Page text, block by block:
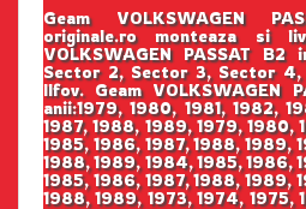
Geam VOLKSWAGEN
originale.ro monteaza si
VOLKSWAGEN PASSAT
Sector 2, Sector 3, Sector
Ilfov. Geam VOLKSWAGEN
anii:1979, 1980, 1981, 1982,
1987, 1988, 1989, 1979, 1980,
1985, 1986, 1987, 1988, 1989,
1988, 1989, 1984, 1985, 1986,
1985, 1986, 1987, 1988, 1989,
1988, 1989, 1973, 1974, 1975,